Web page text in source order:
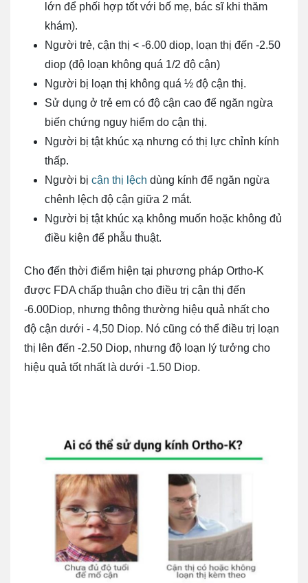
lớn để phối hợp tốt với bố mẹ, bác sĩ khi thăm
khám).
Người trẻ, cận thị < -6.00 diop, loạn thị đến -2.50
diop (độ loạn không quá 1/2 độ cận)
Người bị loạn thị không quá ½ độ cận thị.
Sử dụng ở trẻ em có độ cận cao để ngăn ngừa
biến chứng nguy hiểm do cận thị.
Người bị tật khúc xạ nhưng có thị lực chỉnh kính
thấp.
Người bị cận thị lệch dùng kính để ngăn ngừa
chênh lệch độ cận giữa 2 mắt.
Người bị tật khúc xạ không muốn hoặc không đủ
điều kiện để phẫu thuật.
Cho đến thời điểm hiện tại phương pháp Ortho-K
được FDA chấp thuận cho điều trị cận thị đến
-6.00Diop, nhưng thông thường hiệu quả nhất cho
độ cận dưới - 4,50 Diop. Nó cũng có thể điều trị loạn
thị lên đến -2.50 Diop, nhưng độ loạn lý tưởng cho
hiệu quả tốt nhất là dưới -1.50 Diop.